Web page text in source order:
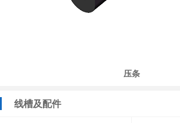
压条
线槽及配件